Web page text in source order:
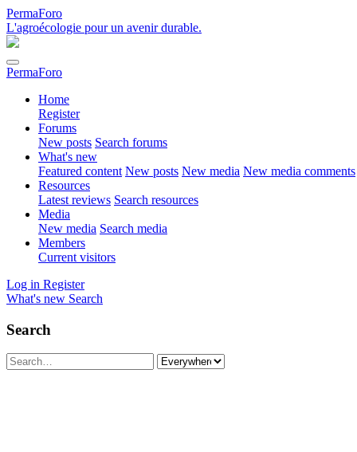
PermaForo
L'agroécologie pour un avenir durable.
PermaForo
Home
Register
Forums
New posts Search forums
What's new
Featured content New posts New media New media comments
Resources
Latest reviews Search resources
Media
New media Search media
Members
Current visitors
Log in Register
What's new Search
Search